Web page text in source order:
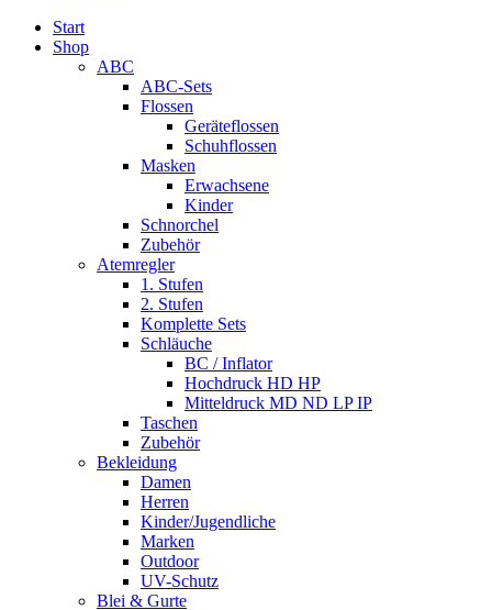
Start
Shop
ABC
ABC-Sets
Flossen
Geräteflossen
Schuhflossen
Masken
Erwachsene
Kinder
Schnorchel
Zubehör
Atemregler
1. Stufen
2. Stufen
Komplette Sets
Schläuche
BC / Inflator
Hochdruck HD HP
Mitteldruck MD ND LP IP
Taschen
Zubehör
Bekleidung
Damen
Herren
Kinder/Jugendliche
Marken
Outdoor
UV-Schutz
Blei & Gurte